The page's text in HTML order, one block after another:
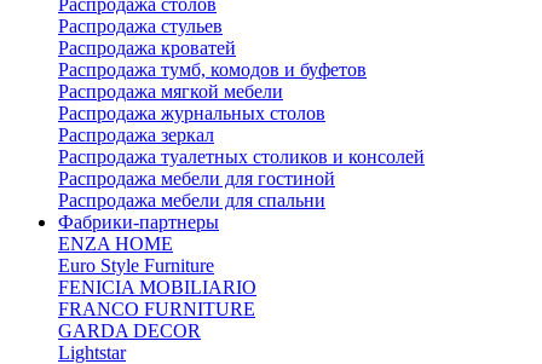
Распродажа столов
Распродажа стульев
Распродажа кроватей
Распродажа тумб, комодов и буфетов
Распродажа мягкой мебели
Распродажа журнальных столов
Распродажа зеркал
Распродажа туалетных столиков и консолей
Распродажа мебели для гостиной
Распродажа мебели для спальни
Фабрики-партнеры
ENZA HOME
Euro Style Furniture
FENICIA MOBILIARIO
FRANCO FURNITURE
GARDA DECOR
Lightstar